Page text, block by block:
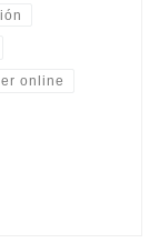
online